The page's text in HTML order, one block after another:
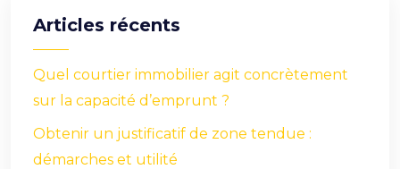
Articles récents
Quel courtier immobilier agit concrètement
sur la capacité d’emprunt ?
Obtenir un justificatif de zone tendue :
démarches et utilité